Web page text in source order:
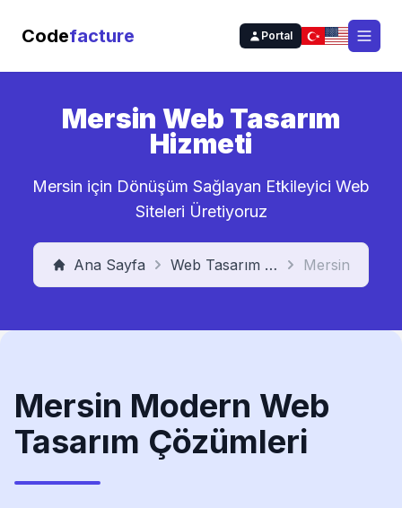
Codefacture Portal
Mersin Web Tasarım
Hizmeti
Mersin için Dönüşüm Sağlayan Etkileyici Web
Siteleri Üretiyoruz
Ana Sayfa Web Tasarım Hizmeti Mersin
Mersin Modern Web
Tasarım Çözümleri